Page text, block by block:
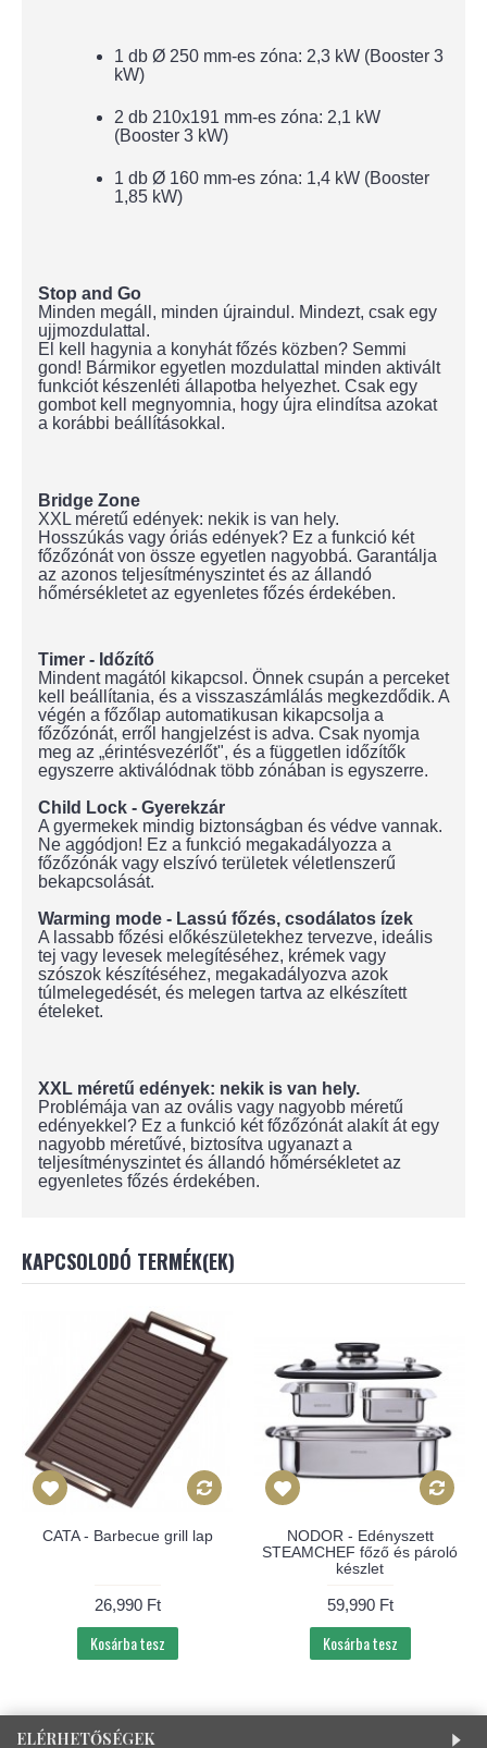
1 db Ø 250 mm-es zóna: 2,3 kW (Booster 3
kW)
2 db 210x191 mm-es zóna: 2,1 kW
(Booster 3 kW)
1 db Ø 160 mm-es zóna: 1,4 kW (Booster
1,85 kW)
Stop and Go
Minden megáll, minden újraindul. Mindezt, csak egy
ujjmozdulattal.
El kell hagynia a konyhát főzés közben? Semmi
gond! Bármikor egyetlen mozdulattal minden aktivált
funkciót készenléti állapotba helyezhet. Csak egy
gombot kell megnyomnia, hogy újra elindítsa azokat
a korábbi beállításokkal.
Bridge Zone
XXL méretű edények: nekik is van hely.
Hosszúkás vagy óriás edények? Ez a funkció két
főzőzónát von össze egyetlen nagyobbá. Garantálja
az azonos teljesítményszintet és az állandó
hőmérsékletet az egyenletes főzés érdekében.
Timer - Időzítő
Mindent magától kikapcsol. Önnek csupán a perceket
kell beállítania, és a visszaszámlálás megkezdődik. A
végén a főzőlap automatikusan kikapcsolja a
főzőzónát, erről hangjelzést is adva. Csak nyomja
meg az „érintésvezérlőt", és a független időzítők
egyszerre aktiválódnak több zónában is egyszerre.
Child Lock - Gyerekzár
A gyermekek mindig biztonságban és védve vannak.
Ne aggódjon! Ez a funkció megakadályozza a
főzőzónák vagy elszívó területek véletlenszerű
bekapcsolását.
Warming mode - Lassú főzés, csodálatos ízek
A lassabb főzési előkészületekhez tervezve, ideális
tej vagy levesek melegítéséhez, krémek vagy
szószok készítéséhez, megakadályozva azok
túlmelegedését, és melegen tartva az elkészített
ételeket.
XXL méretű edények: nekik is van hely.
Problémája van az ovális vagy nagyobb méretű
edényekkel? Ez a funkció két főzőzónát alakít át egy
nagyobb méretűvé, biztosítva ugyanazt a
teljesítményszintet és állandó hőmérsékletet az
egyenletes főzés érdekében.
KAPCSOLODÓ TERMÉK(EK)
CATA - Barbecue grill lap
26,990 Ft
Kosárba tesz
NODOR - Edényszett
STEAMCHEF főző és pároló
készlet
59,990 Ft
Kosárba tesz
ELÉRHETŐSÉGEK